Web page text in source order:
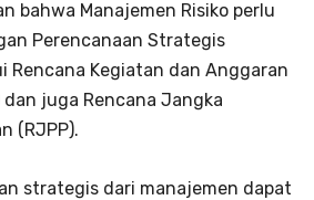
bahwa Manajemen Risiko perlu
Perencanaan Strategis
Rencana Kegiatan dan Anggaran
dan juga Rencana Jangka
(RJPP).
strategis dari manajemen dapat